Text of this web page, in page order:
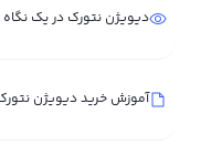
دیویژن نتورک در یک نگاه
آموزش خرید دیویژن